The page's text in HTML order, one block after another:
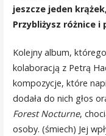
jeszcze jeden
Przybliżysz różnice
Kolejny album,
kolaboracją z Petrą
kompozycje, które
dodała do nich głos
Forest Nocturne,
osoby. (śmiech) Jej